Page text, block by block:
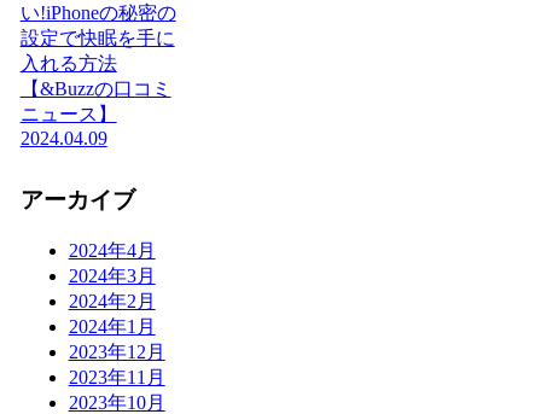
い!iPhoneの秘密の
設定で快眠を手に
入れる方法
【&Buzzの口コミ
ニュース】
2024.04.09
アーカイブ
2024年4月
2024年3月
2024年2月
2024年1月
2023年12月
2023年11月
2023年10月